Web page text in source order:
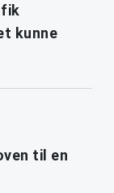
fik
kunne
til en